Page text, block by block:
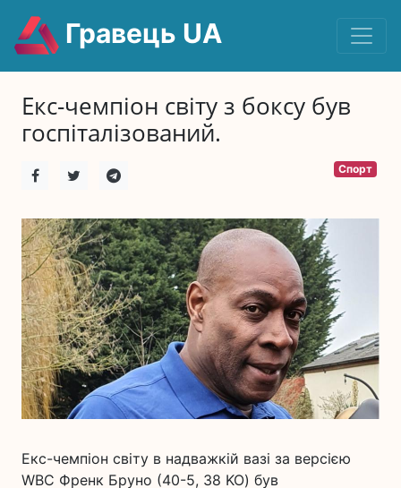
Гравець UA
Екс-чемпіон світу з боксу був
госпіталізований.
Спорт
Екс-чемпіон світу в надважкій вазі за версією
WBC Френк Бруно (40-5, 38 KO) був